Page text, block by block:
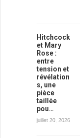
Hitchcock
et Mary
Rose :
entre
tension et
révélation
s, une
pièce
taillée
pou…
juillet 20, 2026